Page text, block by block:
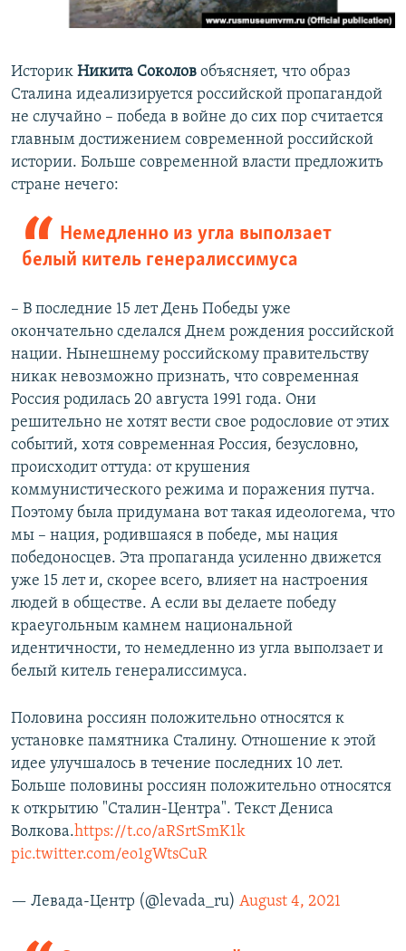
Историк Никита Соколов объясняет, что образ
Сталина идеализируется российской пропагандой
не случайно – победа в войне до сих пор считается
главным достижением современной российской
истории. Больше современной власти предложить
стране нечего:
Немедленно из угла выползает
белый китель генералиссимуса
– В последние 15 лет День Победы уже
окончательно сделался Днем рождения российской
нации. Нынешнему российскому правительству
никак невозможно признать, что современная
Россия родилась 20 августа 1991 года. Они
решительно не хотят вести свое родословие от этих
событий, хотя современная Россия, безусловно,
происходит оттуда: от крушения
коммунистического режима и поражения путча.
Поэтому была придумана вот такая идеологема, что
мы – нация, родившаяся в победе, мы нация
победоносцев. Эта пропаганда усиленно движется
уже 15 лет и, скорее всего, влияет на настроения
людей в обществе. А если вы делаете победу
краеугольным камнем национальной
идентичности, то немедленно из угла выползает и
белый китель генералиссимуса.
Половина россиян положительно относятся к
установке памятника Сталину. Отношение к этой
идее улучшалось в течение последних 10 лет.
Больше половины россиян положительно относятся
к открытию "Сталин-Центра". Текст Дениса
Волкова.https://t.co/aRSrtSmK1k
pic.twitter.com/eo1gWtsCuR
— Левада-Центр (@levada_ru) August 4, 2021